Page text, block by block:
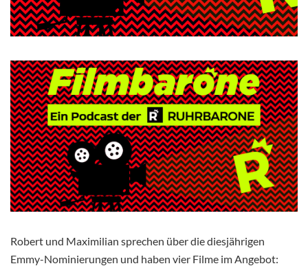
Robert und Maximilian sprechen über die diesjährigen
Emmy-Nominierungen und haben vier Filme im Angebot: